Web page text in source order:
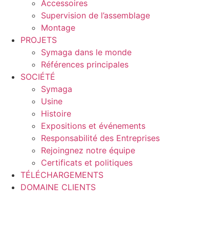
Accessoires
Supervision de l’assemblage
Montage
PROJETS
Symaga dans le monde
Références principales
SOCIÉTÉ
Symaga
Usine
Histoire
Expositions et événements
Responsabilité des Entreprises
Rejoingnez notre équipe
Certificats et politiques
TÉLÉCHARGEMENTS
DOMAINE CLIENTS